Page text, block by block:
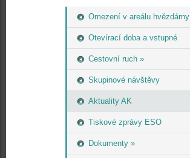
Omezení v areálu hvězdárny
Otevírací doba a vstupné
Cestovní ruch »
Skupinové návštěvy
Aktuality AK
Tiskové zprávy ESO
Dokumenty »